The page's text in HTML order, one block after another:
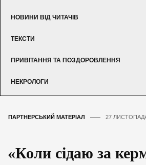
НОВИНИ ВІД ЧИТАЧІВ
ТЕКСТИ
ПРИВІТАННЯ ТА ПОЗДОРОВЛЕННЯ
НЕКРОЛОГИ
ПАРТНЕРСЬКИЙ МАТЕРІАЛ 27
«Коли сідаю за